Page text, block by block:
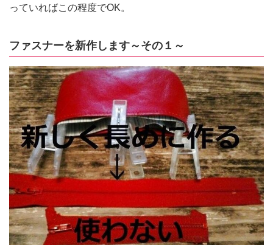
っていればこの程度でOK。
ファスナーを新作します～その１～